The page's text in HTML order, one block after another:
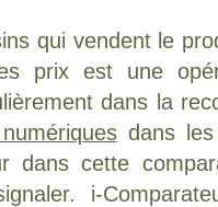
qui vendent le
prix est une
dans la
dans les
dans cette
i-